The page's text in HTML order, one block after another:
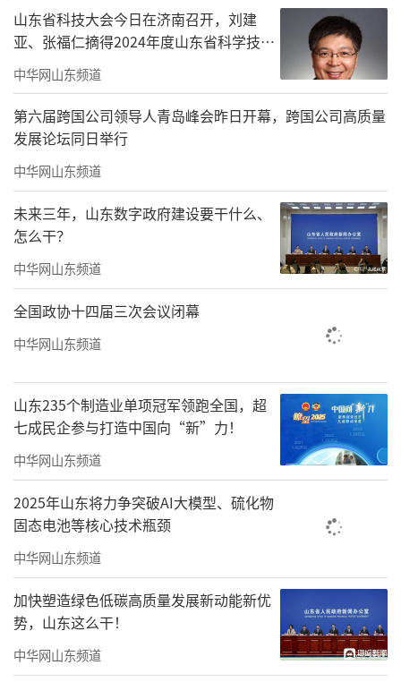
的层高标准同样提供了参考。在老旧小区改造
中，可以通过空间改造和其他设计布局方法，
增加房屋的采光量和空气流通性，努力使房屋
达到和“层高3米”相近的居住体验。
标准水平决定房屋品质。随着我国住房需
求从“有没有”转向“好不好”，人们期待住
上安全、舒适、绿色、智慧的“好房子”。标
准的迭代升级，正是对人民群众改善居住条件
新期待的积极回应。
住宅层高标准的调整只是推动“好房
子”建设的一部分。当前，中央和地方正在加
《好房子建设指南》《住宅项目规范》等全国
性标准规范修订出台后，将作为强制性国家标
准，引导地方进行相关标准修订，全面提高房
屋设计、材料、建造、设备以及无障碍、适老
化、智能化等标准。
“好房子”建设是房地产业高质量发展的
重要方向。对房地产行业来说，“好房子”建
设既是机遇也是挑战。“好房子”对功能、质
量、体验等方面的更高标准，要求房企尽快把
新标准融入产品设计，打造不同价位的优质住
山东省科技大会今日在济南召开，刘建
亚、张福仁摘得2024年度山东省科学技术
奖最高奖！
中华网山东频道
第六届跨国公司领导人青岛峰会昨日开幕，跨国公司高质量
发展论坛同日举行
中华网山东频道
未来三年，山东数字政府建设要干什么、
怎么干？
中华网山东频道
全国政协十四届三次会议闭幕
中华网山东频道
山东235个制造业单项冠军领跑全国，超
七成民企参与打造中国向“新”力！
中华网山东频道
2025年山东将力争突破AI大模型、硫化物
固态电池等核心技术瓶颈
中华网山东频道
加快塑造绿色低碳高质量发展新动能新优
势，山东这么干！
中华网山东频道